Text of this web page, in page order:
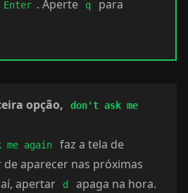
Enter . Aperte q
para
opção,
don't ask me
again
faz a tela de
aparecer nas próximas
apertar
d
apaga na hora.